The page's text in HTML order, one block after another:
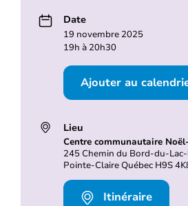
Date
19 novembre 2025
19h à 20h30
Ajouter au
Lieu
Centre communautaire
245 Chemin du Bord-du-
Pointe-Claire Québec H9S
Itinéraire